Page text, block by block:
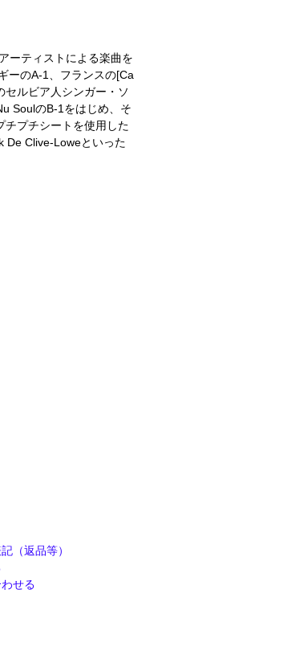
ーティストによる楽曲を
ーのA-1、フランスの[Ca
ルビア人シンガー・ソ
SoulのB-1をはじめ、そ
チプチシートを使用した
De Clive-Loweといった
（返品等）
せる